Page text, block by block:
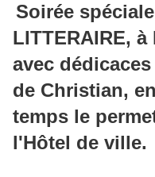
Soirée
LITTERAIRE,
avec
de Christian,
temps le
l'Hôtel de ville.